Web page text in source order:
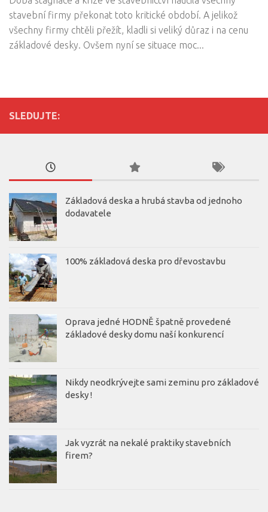
stavební firmy překonat toto kritické období. A jelikož
všechny firmy chtěli přežít, kladli si veliký důraz i na cenu
základové desky. Ovšem nyní se situace moc...
SLEDUJTE:
Základová deska a hrubá stavba od jednoho
dodavatele
100% základová deska pro dřevostavbu
Oprava jedné HODNĚ špatně provedené
základové desky domu naší konkurencí
Nikdy neodkrývejte sami zeminu pro základové
desky !
Jak vyzrát na nekalé praktiky stavebních
firem?